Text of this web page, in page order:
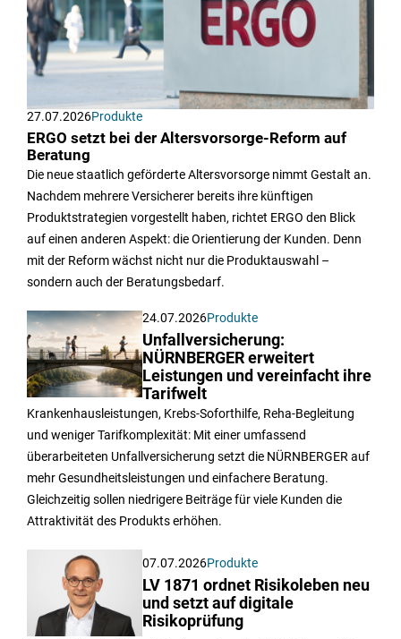
27.07.2026Produkte
ERGO setzt bei der Altersvorsorge-Reform auf
Beratung
Die neue staatlich geförderte Altersvorsorge nimmt Gestalt an.
Nachdem mehrere Versicherer bereits ihre künftigen
Produktstrategien vorgestellt haben, richtet ERGO den Blick
auf einen anderen Aspekt: die Orientierung der Kunden. Denn
mit der Reform wächst nicht nur die Produktauswahl –
sondern auch der Beratungsbedarf.
24.07.2026Produkte
Unfallversicherung:
NÜRNBERGER erweitert
Leistungen und vereinfacht ihre
Tarifwelt
Krankenhausleistungen, Krebs-Soforthilfe, Reha-Begleitung
und weniger Tarifkomplexität: Mit einer umfassend
überarbeiteten Unfallversicherung setzt die NÜRNBERGER auf
mehr Gesundheitsleistungen und einfachere Beratung.
Gleichzeitig sollen niedrigere Beiträge für viele Kunden die
Attraktivität des Produkts erhöhen.
07.07.2026Produkte
LV 1871 ordnet Risikoleben neu
und setzt auf digitale
Risikoprüfung